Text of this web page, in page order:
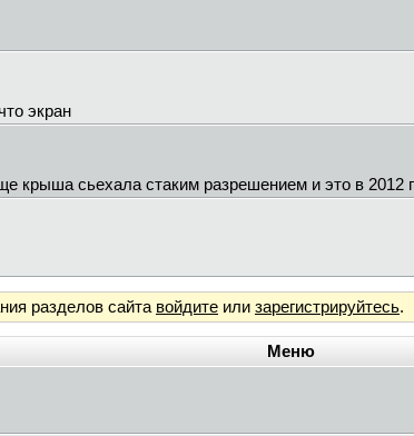
экран
крыша сьехала стаким разрешением и это в 2012
разделов сайта войдите или зарегистрируйтесь.
Меню